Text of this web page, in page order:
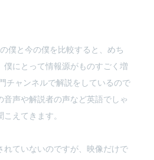
僕と今の僕を比較すると、めち
僕にとって情報源がものすごく増
チャンネルで解説をしているので
音声や解説者の声など英語でしゃ
えてきます。
れていないのですが、映像だけで